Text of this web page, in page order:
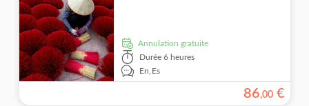
Annulation gratuite
Durée 6 heures
En,Es
86,00 €